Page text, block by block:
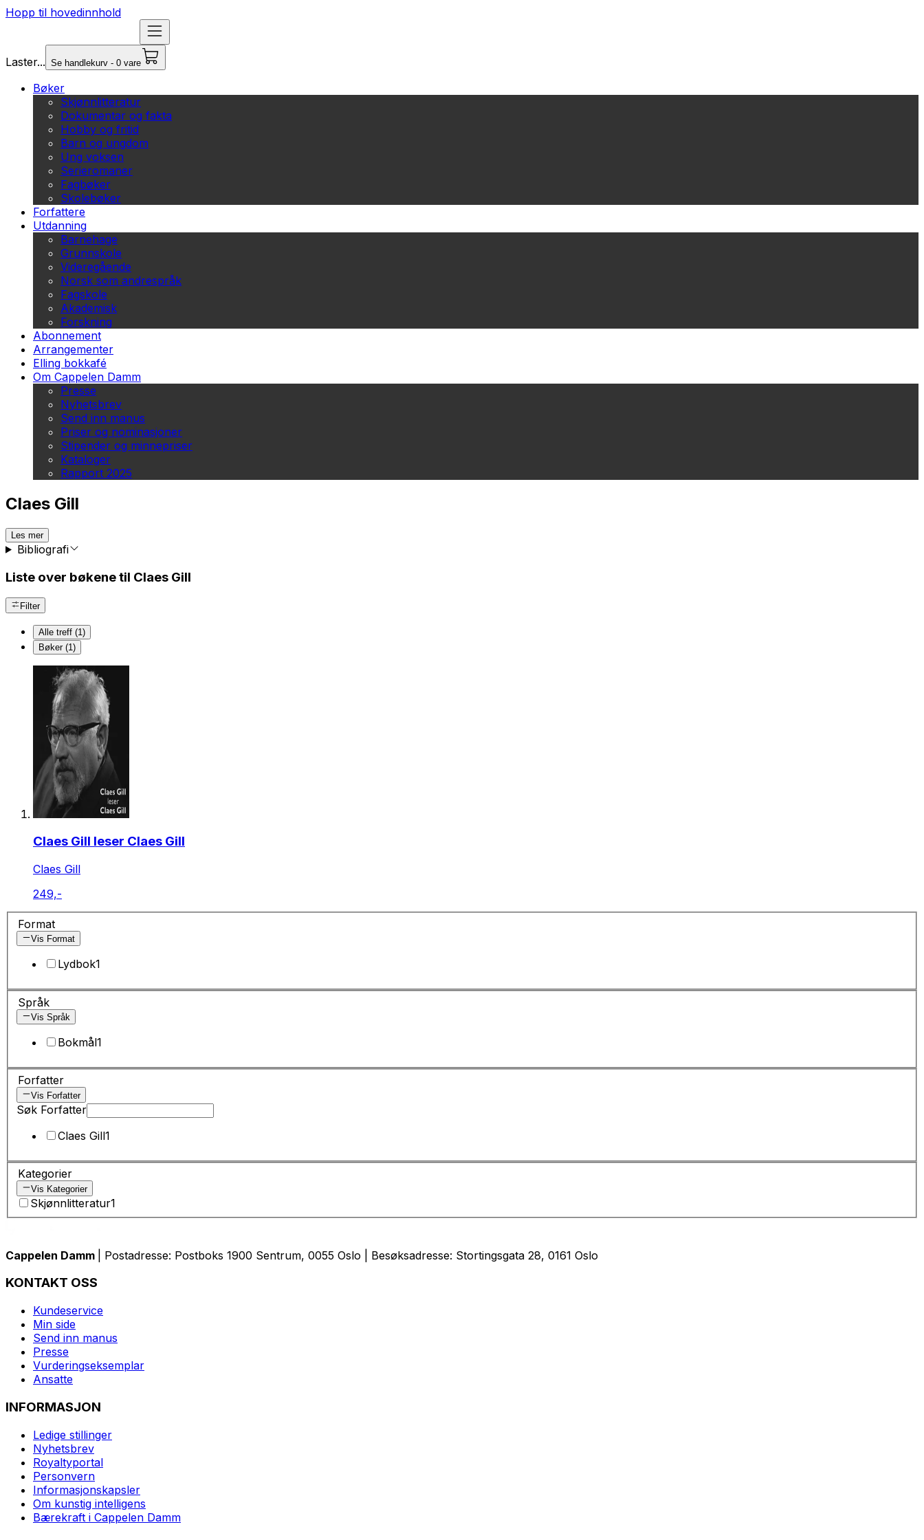
Hopp til hovedinnhold
Laster... Se handlekurv - 0 vare
Bøker
Skjønnlitteratur
Dokumentar og fakta
Hobby og fritid
Barn og ungdom
Ung voksen
Serieromaner
Fagbøker
Skolebøker
Forfattere
Utdanning
Barnehage
Grunnskole
Videregående
Norsk som andrespråk
Fagskole
Akademisk
Forskning
Abonnement
Arrangementer
Elling bokkafé
Om Cappelen Damm
Presse
Nyhetsbrev
Send inn manus
Priser og nominasjoner
Stipender og minnepriser
Kataloger
Rapport 2025
Claes Gill
Les mer
Bibliografi
Liste over bøkene til Claes Gill
Filter
Alle treff (1)
Bøker (1)
Claes Gill leser Claes Gill
Claes Gill
249,-
Format
Vis Format
Lydbok1
Språk
Vis Språk
Bokmål1
Forfatter
Vis Forfatter
Søk Forfatter
Claes Gill1
Kategorier
Vis Kategorier
Skjønnlitteratur1
Cappelen Damm | Postadresse: Postboks 1900 Sentrum, 0055 Oslo | Besøksadresse: Stortingsgata 28, 0161 Oslo
KONTAKT OSS
Kundeservice
Min side
Send inn manus
Presse
Vurderingseksemplar
Ansatte
INFORMASJON
Ledige stillinger
Nyhetsbrev
Royaltyportal
Personvern
Informasjonskapsler
Om kunstig intelligens
Bærekraft i Cappelen Damm